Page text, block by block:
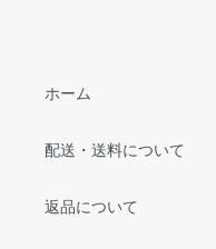
ホーム
配送・送料について
返品について